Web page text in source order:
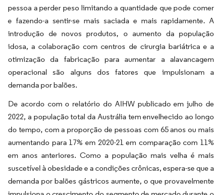
pessoa a perder peso limitando a quantidade que pode comer
e fazendo-a sentir-se mais saciada e mais rapidamente. A
introdução de novos produtos, o aumento da população
idosa, a colaboração com centros de cirurgia bariátrica e a
otimização da fabricação para aumentar a alavancagem
operacional são alguns dos fatores que impulsionam a
demanda por balões.
De acordo com o relatório do AIHW publicado em julho de
2022, a população total da Austrália tem envelhecido ao longo
do tempo, com a proporção de pessoas com 65 anos ou mais
aumentando para 17% em 2020-21 em comparação com 11%
em anos anteriores. Como a população mais velha é mais
suscetível à obesidade e a condições crônicas, espera-se que a
demanda por balões gástricos aumente, o que provavelmente